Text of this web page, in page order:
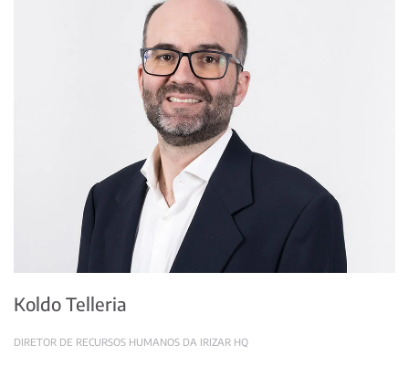
Koldo Telleria
DIRETOR DE RECURSOS HUMANOS DA IRIZAR HQ